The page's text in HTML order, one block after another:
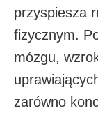
przyspiesza
fizycznym.
mózgu,
zarówno